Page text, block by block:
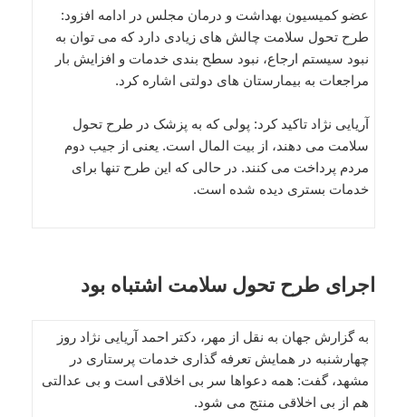
عضو کمیسیون بهداشت و درمان مجلس در ادامه افزود:
طرح تحول سلامت چالش های زیادی دارد که می توان به
نبود سیستم ارجاع، نبود سطح بندی خدمات و افزایش بار
مراجعات به بیمارستان های دولتی اشاره کرد.
آریایی نژاد تاکید کرد: پولی که به پزشک در طرح تحول
سلامت می دهند، از بیت المال است. یعنی از جیب دوم
مردم پرداخت می کنند. در حالی که این طرح تنها برای
خدمات بستری دیده شده است.
اجرای طرح تحول سلامت اشتباه بود
به گزارش جهان به نقل از مهر، دکتر احمد آریایی نژاد روز
چهارشنبه در همایش تعرفه گذاری خدمات پرستاری در
مشهد، گفت: همه دعواها سر بی اخلاقی است و بی عدالتی
هم از بی اخلاقی منتج می شود.